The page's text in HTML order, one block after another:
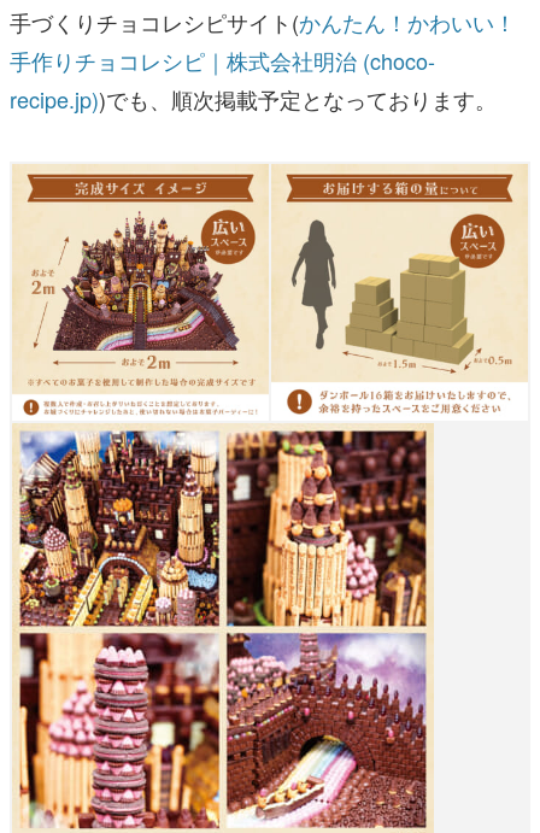
手づくりチョコレシピサイト(かんたん！かわいい！
手作りチョコレシピ｜株式会社明治 (choco-
recipe.jp))でも、順次掲載予定となっております。